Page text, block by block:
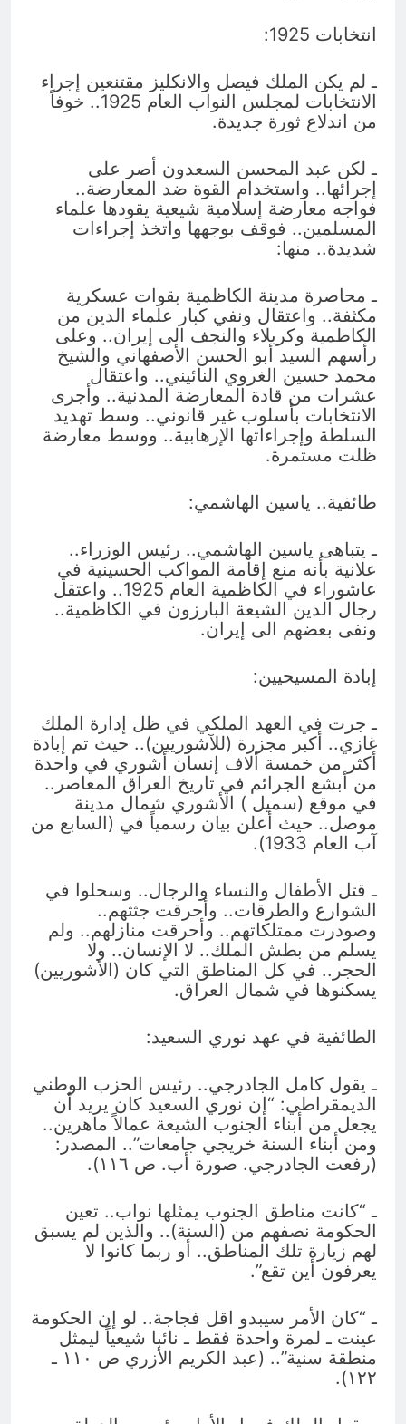
انتخابات 1925:
ـ لم يكن الملك فيصل والانكليز مقتنعين إجراء
الانتخابات لمجلس النواب العام 1925.. خوفاً
من اندلاع ثورة جديدة.
ـ لكن عبد المحسن السعدون أصر على
إجرائها.. واستخدام القوة ضد المعارضة..
فواجه معارضة إسلامية شيعية يقودها علماء
المسلمين.. فوقف بوجهها واتخذ إجراءات
شديدة.. منها:
ـ محاصرة مدينة الكاظمية بقوات عسكرية
مكثفة.. واعتقال ونفي كبار علماء الدين من
الكاظمية وكربلاء والنجف الى إيران.. وعلى
رأسهم السيد أبو الحسن الأصفهاني والشيخ
محمد حسين الغروي النائيني.. واعتقال
عشرات من قادة المعارضة المدنية.. وأجرى
الانتخابات بأسلوب غير قانوني.. وسط تهديد
السلطة وإجراءاتها الإرهابية.. ووسط معارضة
ظلت مستمرة.
طائفية.. ياسين الهاشمي:
ـ يتباهى ياسين الهاشمي.. رئيس الوزراء..
علانية بأنه منع إقامة المواكب الحسينية في
عاشوراء في الكاظمية العام 1925.. واعتقل
رجال الدين الشيعة البارزون في الكاظمية..
ونفى بعضهم الى إيران.
إبادة المسيحيين:
ـ جرت في العهد الملكي في ظل إدارة الملك
غازي.. أكبر مجزرة (للآشوريين).. حيث تم إبادة
أكثر من خمسة ألاف إنسان أشوري في واحدة
من أبشع الجرائم في تاريخ العراق المعاصر..
في موقع (سميل ) الأشوري شمال مدينة
موصل.. حيث أعلن بيان رسمياً في (السابع من
آب العام 1933).
ـ قتل الأطفال والنساء والرجال.. وسحلوا في
الشوارع والطرقات.. وأحرقت جثثهم..
وصودرت ممتلكاتهم.. وأحرقت منازلهم.. ولم
يسلم من بطش الملك.. لا الإنسان.. ولا
الحجر.. في كل المناطق التي كان (الأشوريين)
يسكنوها في شمال العراق.
الطائفية في عهد نوري السعيد:
ـ يقول كامل الجادرجي.. رئيس الحزب الوطني
الديمقراطي: “إن نوري السعيد كان يريد أن
يجعل من أبناء الجنوب الشيعة عمالاً ماهرين..
ومن أبناء السنة خريجي جامعات”.. المصدر:
(رفعت الجادرجي. صورة أب. ص ١١٦).
ـ “كانت مناطق الجنوب يمثلها نواب.. تعين
الحكومة نصفهم من (السنة).. والذين لم يسبق
لهم زيارة تلك المناطق.. أو ربما كانوا لا
يعرفون أين تقع”.
ـ “كان الأمر سيبدو اقل فجاجة.. لو إن الحكومة
عينت ـ لمرة واحدة فقط ـ نائبا شيعياً ليمثل
منطقة سنية”.. (عبد الكريم الأزري ص ١١٠ ـ
١٢٢).